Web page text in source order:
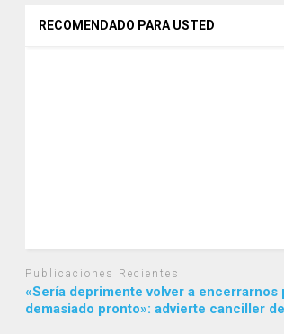
RECOMENDADO PARA USTED
Publicaciones Recientes
«Sería deprimente volver a encerrarnos
demasiado pronto»: advierte canciller